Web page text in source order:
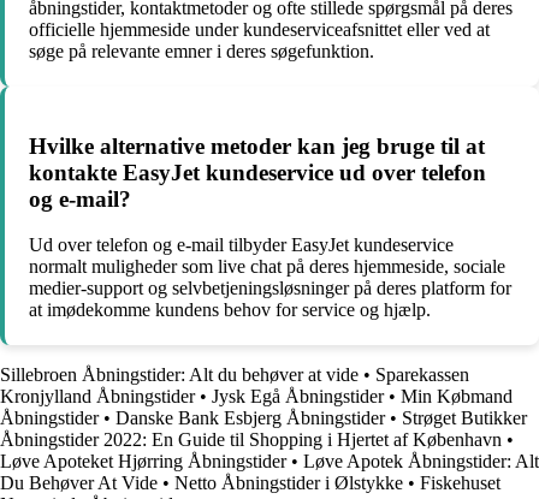
åbningstider, kontaktmetoder og ofte stillede spørgsmål på deres
officielle hjemmeside under kundeserviceafsnittet eller ved at
søge på relevante emner i deres søgefunktion.
Hvilke alternative metoder kan jeg bruge til at
kontakte EasyJet kundeservice ud over telefon
og e-mail?
Ud over telefon og e-mail tilbyder EasyJet kundeservice
normalt muligheder som live chat på deres hjemmeside, sociale
medier-support og selvbetjeningsløsninger på deres platform for
at imødekomme kundens behov for service og hjælp.
Sillebroen Åbningstider: Alt du behøver at vide • Sparekassen
Kronjylland Åbningstider• Jysk Egå Åbningstider• Min Købmand
Åbningstider• Danske Bank Esbjerg Åbningstider• Strøget Butikker
Åbningstider 2022: En Guide til Shopping i Hjertet af København •
Løve Apoteket Hjørring Åbningstider• Løve Apotek Åbningstider: Alt
Du Behøver At Vide • Netto Åbningstider i Ølstykke • Fiskehuset